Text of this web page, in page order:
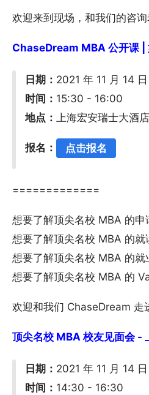
欢迎来到现场，和我们的咨
ChaseDream MBA 公开课 |
日期： 2021 年 11 月 14 日
时间： 15:30 - 16:00
地点：
上海宏安瑞士大酒
报名： 点击报名
=============
想要了解顶尖名校 MBA 的申
想要了解顶尖名校 MBA 的就
想要了解顶尖名校 MBA 的就
想要了解顶尖名校 MBA 的
欢迎和我们 ChaseDream 走
顶尖名校 MBA 校友见面会 -
日期： 2021 年 11 月 14 日
时间： 14:30 - 16:30